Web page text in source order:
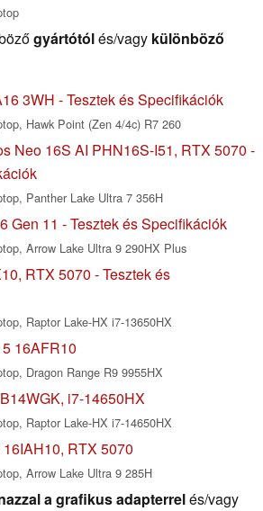
gyártótólés/vagy különböző
3WH - Tesztek és Specifikációk
Hawk Point (Zen 4/4c) R7 260
Neo 16S AI PHN16S-I51, RTX 5070 -
Panther Lake Ultra 7 356H
Gen 11 - Tesztek és Specifikációk
Arrow Lake Ultra 9 290HX Plus
RTX 5070 - Tesztek és
Raptor Lake-HX i7-13650HX
16AFR10
Dragon Range R9 9955HX
i7-14650HX
Raptor Lake-HX i7-14650HX
RTX 5070
Arrow Lake Ultra 9 285H
a grafikus adapterrelés/vagy